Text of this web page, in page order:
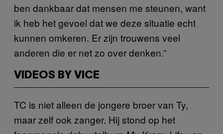
ben dankbaar dat mensen me steunen, want
ik heb het gevoel dat we deze situatie echt
kunnen omkeren. Er zijn trouwens veel
anderen die er net zo over denken.”
VIDEOS BY VICE
TC is niet alleen de jongere broer van Ty,
maar zelf ook zanger. Hij stond op het